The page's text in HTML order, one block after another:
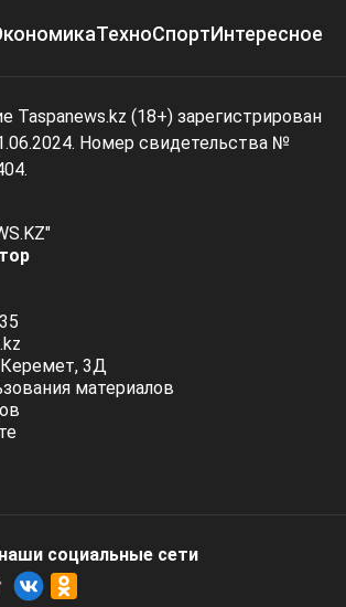
ТехноСпортИнтересное
Taspanews.kz (18+) зарегистрирован
Номер свидетельства №
3Д
материалов
социальные cети